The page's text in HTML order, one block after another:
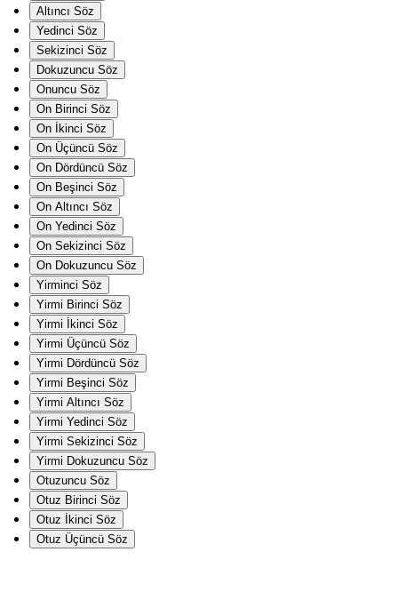
Altıncı Söz
Yedinci Söz
Sekizinci Söz
Dokuzuncu Söz
Onuncu Söz
On Birinci Söz
On İkinci Söz
On Üçüncü Söz
On Dördüncü Söz
On Beşinci Söz
On Altıncı Söz
On Yedinci Söz
On Sekizinci Söz
On Dokuzuncu Söz
Yirminci Söz
Yirmi Birinci Söz
Yirmi İkinci Söz
Yirmi Üçüncü Söz
Yirmi Dördüncü Söz
Yirmi Beşinci Söz
Yirmi Altıncı Söz
Yirmi Yedinci Söz
Yirmi Sekizinci Söz
Yirmi Dokuzuncu Söz
Otuzuncu Söz
Otuz Birinci Söz
Otuz İkinci Söz
Otuz Üçüncü Söz